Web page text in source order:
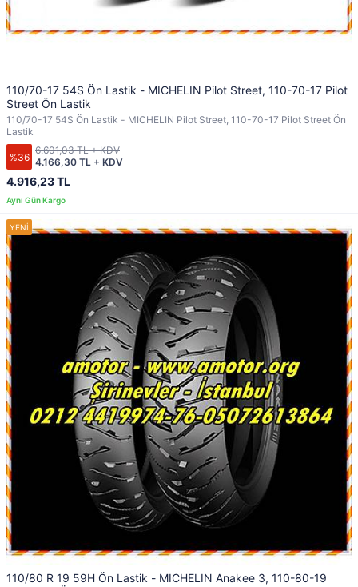
110/70-17 54S Ön Lastik - MICHELIN Pilot Street, 110-70-17 Pilot
Street Ön Lastik
110/70-17 54S Ön Lastik - MICHELIN Pilot Street, 110-70-17 Pilot Street Ön
Lastik
%36
4.916,23 TL
4.166,30 TL + KDV
6.601,03 TL + KDV
110/80 R 19 59H Ön Lastik - MICHELIN Anakee 3, 110-80-19